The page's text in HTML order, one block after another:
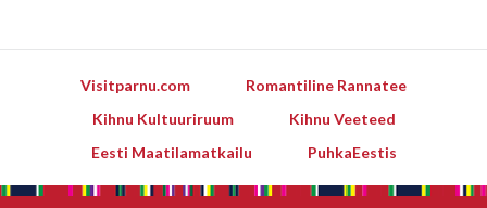
Visitparnu.com
Romantiline Rannatee
Kihnu Kultuuriruum
Kihnu Veeteed
Eesti Maatilamatkailu
PuhkaEestis